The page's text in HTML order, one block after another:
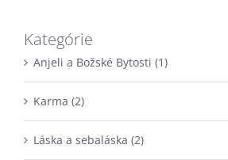
Kategórie
Anjeli a Božské Bytosti (1)
Karma (2)
Láska a sebaláska (2)